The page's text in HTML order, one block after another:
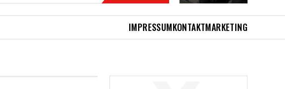
IMPRESSUMKONTAKTMARKETING